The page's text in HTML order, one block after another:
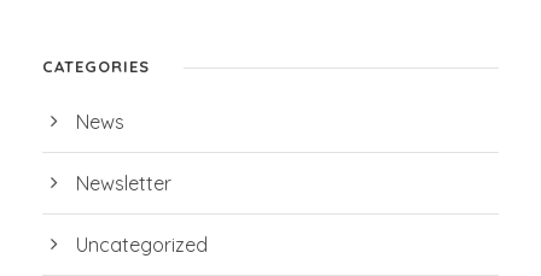
CATEGORIES
News
Newsletter
Uncategorized